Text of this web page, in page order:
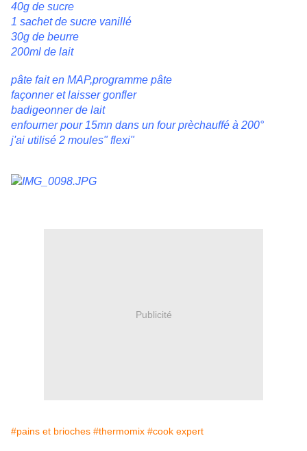
40g de sucre
1 sachet de sucre vanillé
30g de beurre
200ml de lait
pâte fait en MAP,programme pâte
façonner et laisser gonfler
badigeonner de lait
enfourner pour 15mn dans un four prèchauffé à 200°
j'ai utilisé 2 moules" flexi"
Publicité
#pains et brioches #thermomix #cook expert